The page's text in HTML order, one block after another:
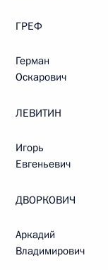
ГРЕФ
Герман
Оскарович
ЛЕВИТИН
Игорь
Евгеньевич
ДВОРКОВИЧ
Аркадий
Владимирович